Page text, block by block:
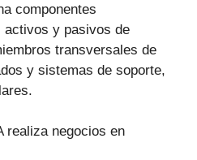
componentes
y pasivos de
transversales de
y sistemas de soporte,
realiza negocios en